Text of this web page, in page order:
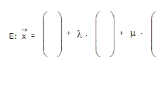
+ +